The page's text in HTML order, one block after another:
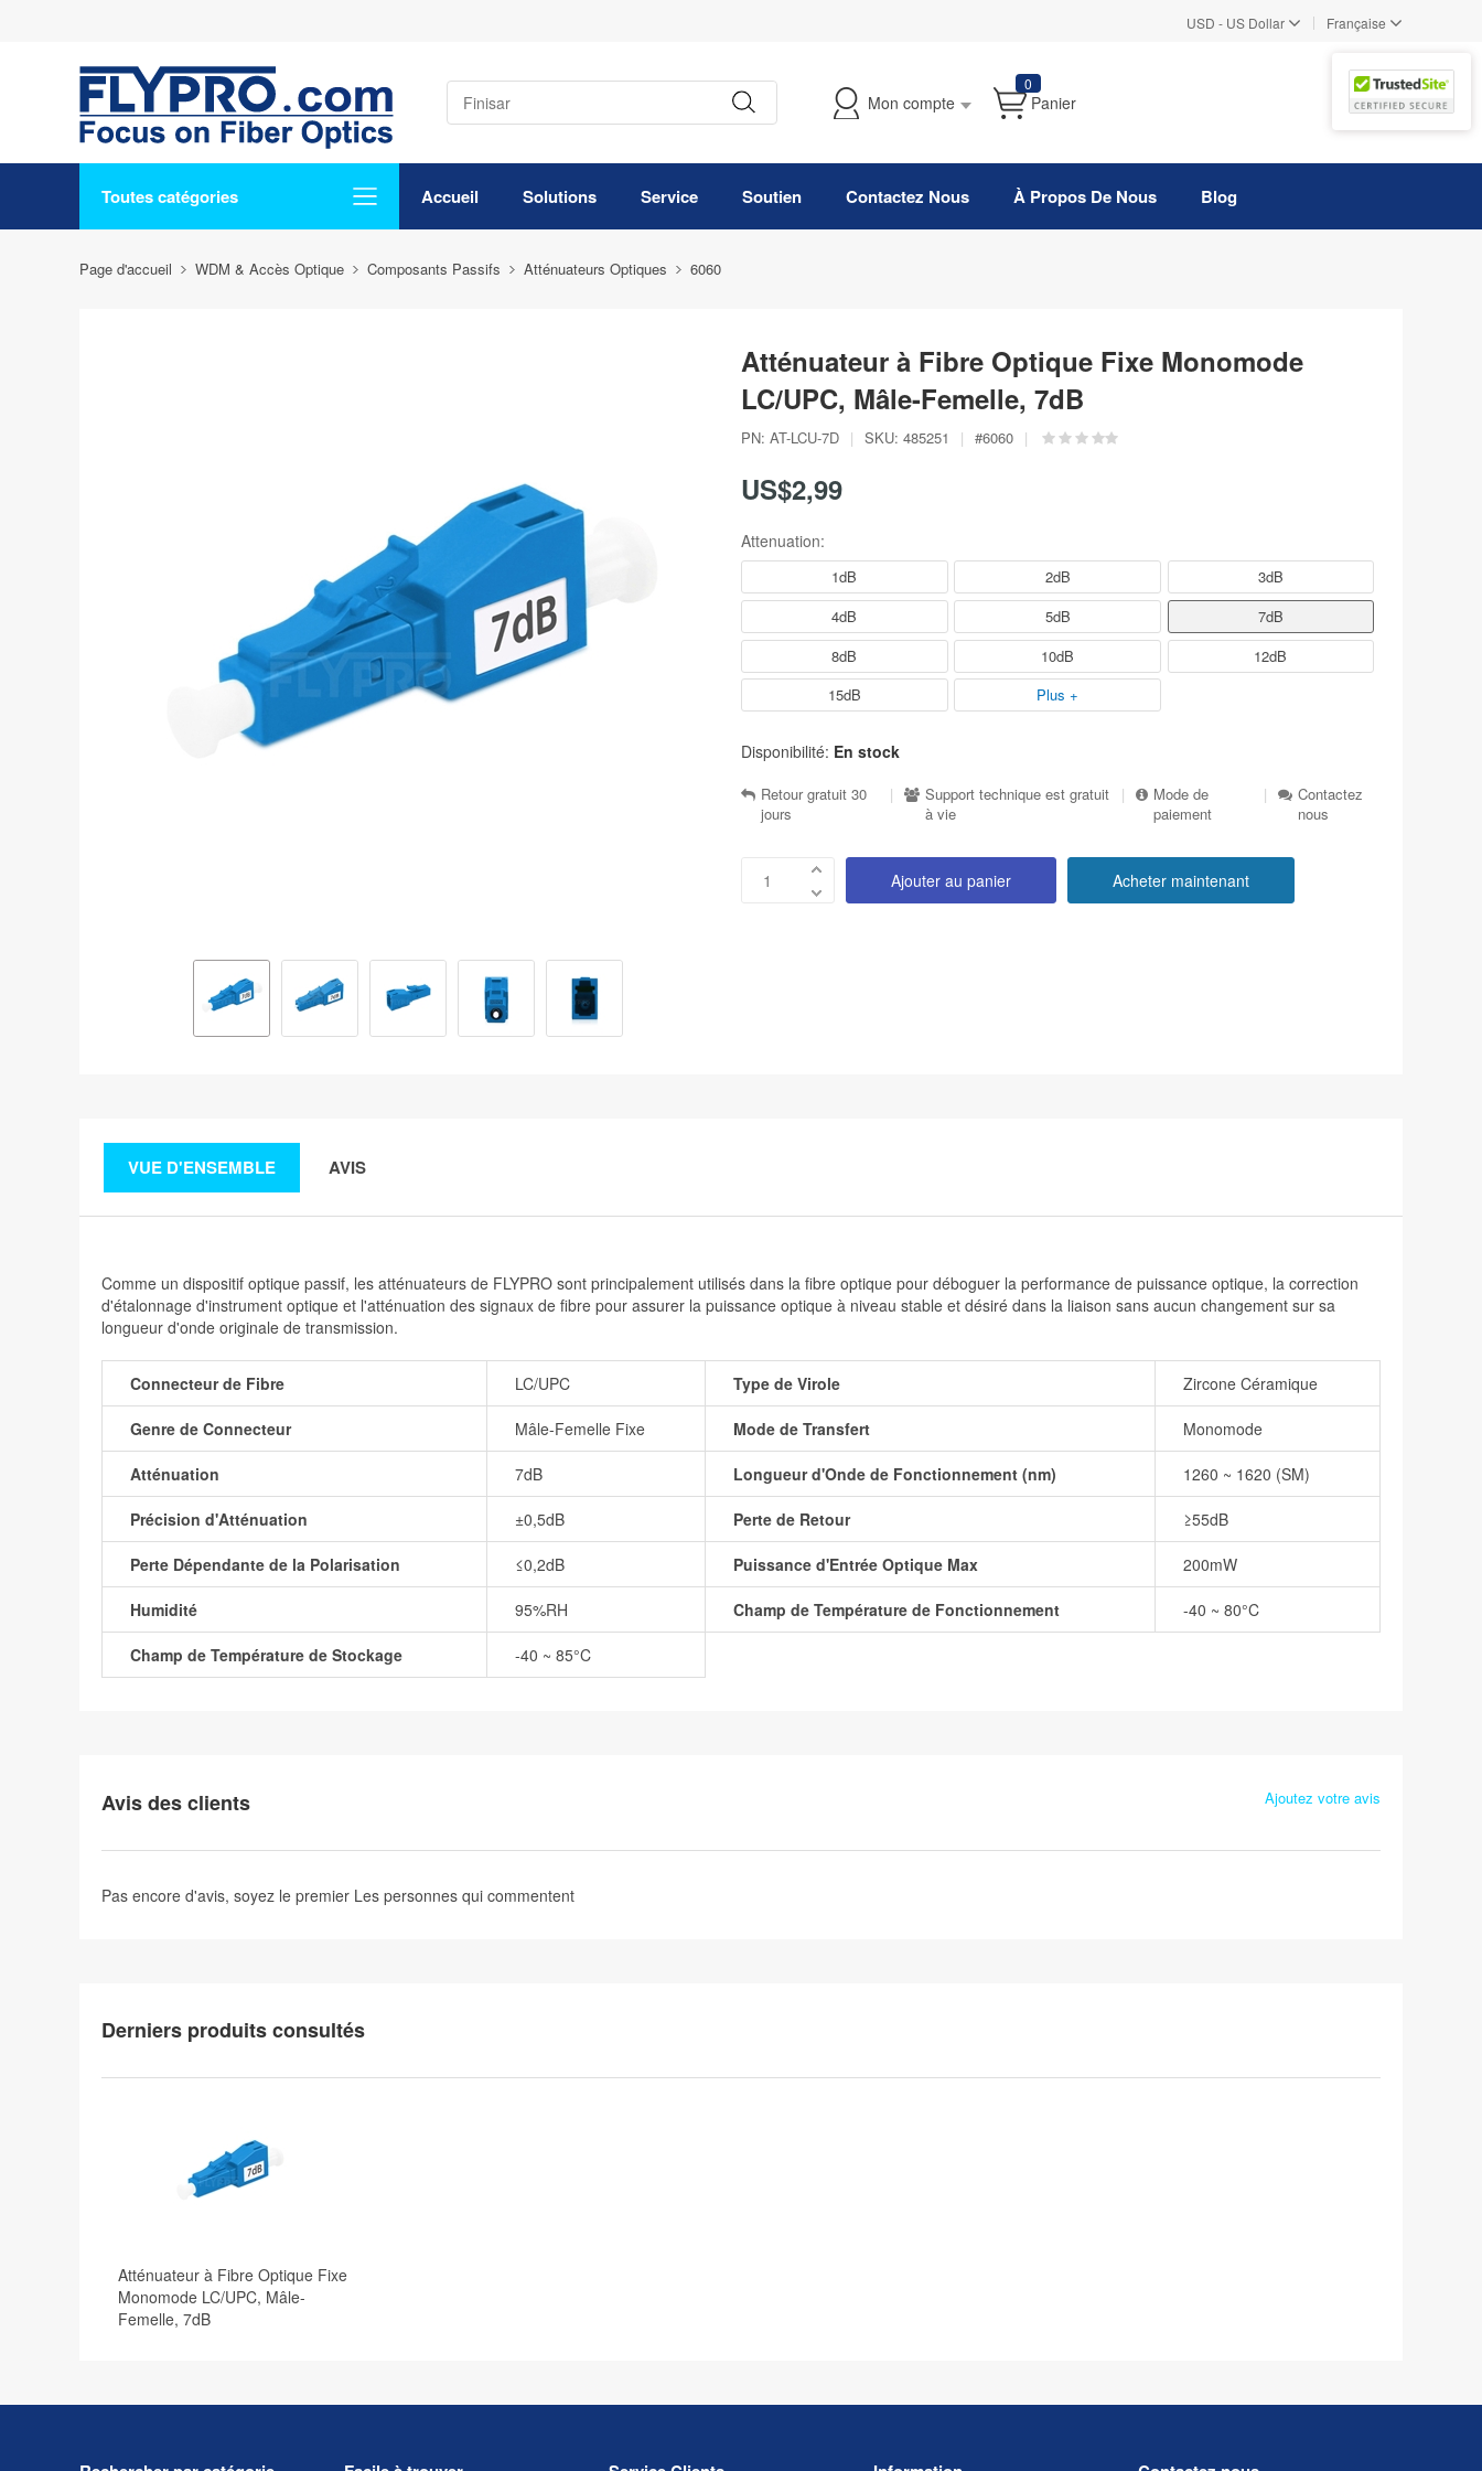
USD - US Dollar | Française
Mon compte
0
Panier
Toutes catégories Accueil Solutions Service Soutien Contactez Nous À Propos De Nous Blog
Page d'accueil WDM & Accès Optique Composants Passifs Atténuateurs Optiques 6060
Atténuateur à Fibre Optique Fixe Monomode
LC/UPC, Mâle-Femelle, 7dB
PN: AT-LCU-7D | SKU: 485251 | #6060 |
US$2,99
Attenuation:
1dB 2dB
3dB
4dB
5dB
7dB
8dB
10dB
12dB
15dB
Plus +
Disponibilité: En stock
Retour gratuit 30
jours
|
Support technique est gratuit
à vie
|
Mode de
paiement
|
Contactez
nous
Ajouter au panier Acheter maintenant
VUE D'ENSEMBLE AVIS
Comme un dispositif optique passif, les atténuateurs de FLYPRO sont principalement utilisés dans la fibre optique pour déboguer la performance de puissance optique, la correction
d'étalonnage d'instrument optique et l'atténuation des signaux de fibre pour assurer la puissance optique à niveau stable et désiré dans la liaison sans aucun changement sur sa
longueur d'onde originale de transmission.
Connecteur de Fibre LC/UPC Type de Virole Zircone Céramique
Genre de Connecteur Mâle-Femelle Fixe Mode de Transfert Monomode
Atténuation 7dB Longueur d'Onde de Fonctionnement (nm) 1260 ~ 1620 (SM)
Précision d'Atténuation ±0,5dB Perte de Retour ≥55dB
Perte Dépendante de la Polarisation ≤0,2dB Puissance d'Entrée Optique Max 200mW
Humidité 95%RH Champ de Température de Fonctionnement -40 ~ 80°C
Champ de Température de Stockage -40 ~ 85°C
Avis des clients Ajoutez votre avis
Pas encore d'avis, soyez le premier Les personnes qui commentent
Derniers produits consultés
Atténuateur à Fibre Optique Fixe
Monomode LC/UPC, Mâle-
Femelle, 7dB